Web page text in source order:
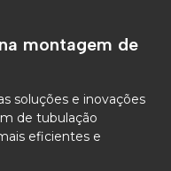
montagem de
soluções e inovações
de tubulação
eficientes e